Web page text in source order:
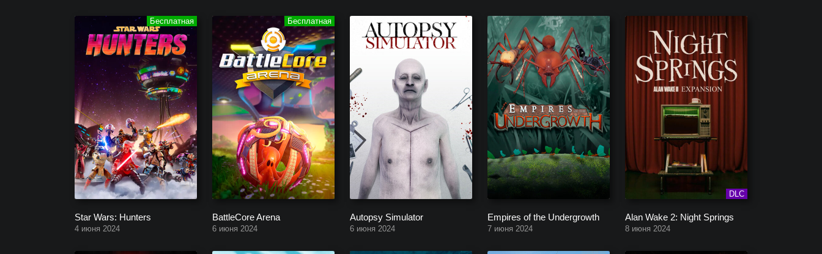
Star Wars: Hunters
4 июня 2024
BattleCore Arena
6 июня 2024
Autopsy Simulator
6 июня 2024
Empires of the Undergrowth
7 июня 2024
DLC
Alan Wake 2: Night Springs
8 июня 2024